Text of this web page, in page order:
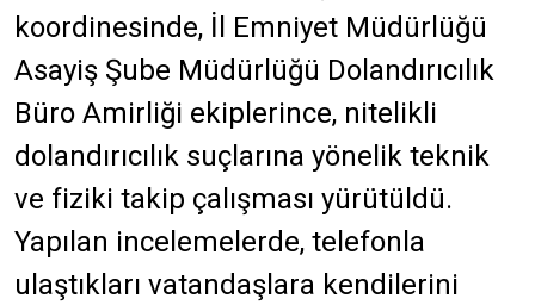
koordinesinde, İl Emniyet Müdürlüğü
Asayiş Şube Müdürlüğü Dolandırıcılık
Büro Amirliği ekiplerince, nitelikli
dolandırıcılık suçlarına yönelik teknik
ve fiziki takip çalışması yürütüldü.
Yapılan incelemelerde, telefonla
ulaştıkları vatandaşlara kendilerini